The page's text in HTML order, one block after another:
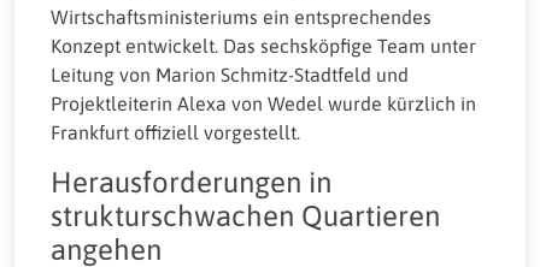
Wirtschaftsministeriums ein entsprechendes
Konzept entwickelt. Das sechsköpfige Team unter
Leitung von Marion Schmitz-Stadtfeld und
Projektleiterin Alexa von Wedel wurde kürzlich in
Frankfurt offiziell vorgestellt.
Herausforderungen in
strukturschwachen Quartieren
angehen